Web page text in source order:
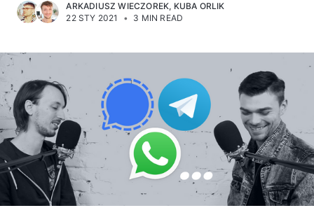
ARKADIUSZ WIECZOREK, KUBA ORLIK
22 STY 2021
• 3 MIN READ